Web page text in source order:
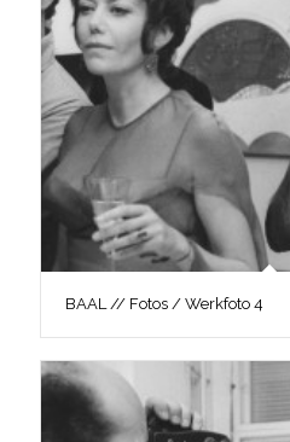
BAAL // Fotos / Werkfoto 4